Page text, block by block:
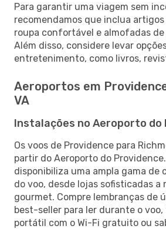
Para garantir uma viagem sem
recomendamos que inclua
roupa confortável e almofadas de
Além disso, considere levar
entretenimento, como livros,
Aeroportos em
VA
Instalações no Aeroporto do
Os voos de Providence para
partir do Aeroporto do
disponibiliza uma ampla gama de
do voo, desde lojas sofisticadas a
gourmet. Compre lembranças de
best-seller para ler durante o
portátil com o Wi-Fi gratuito ou